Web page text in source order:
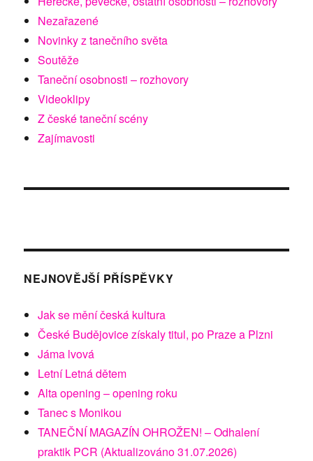
Nezařazené
Novinky z tanečního světa
Soutěže
Taneční osobnosti – rozhovory
Videoklipy
Z české taneční scény
Zajímavosti
NEJNOVĚJŠÍ PŘÍSPĚVKY
Jak se mění česká kultura
České Budějovice získaly titul, po Praze a Plzni
Jáma lvová
Letní Letná dětem
Alta opening – opening roku
Tanec s Monikou
TANEČNÍ MAGAZÍN OHROŽEN! – Odhalení
praktik PCR (Aktualizováno 31.07.2026)